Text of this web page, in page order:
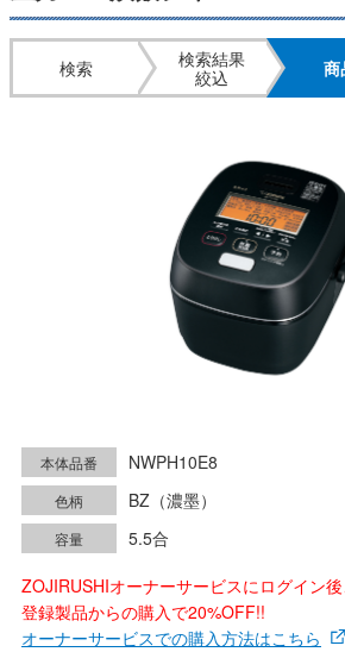
検索
検索結果
絞込
商
本体品番 NWPH10E8
色柄 BZ（濃墨）
容量
5.5合
ZOJIRUSHIオーナーサービスにログイン後
登録製品からの購入で20%OFF!!
オーナーサービスでの購入方法はこちら